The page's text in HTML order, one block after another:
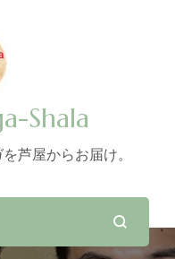
Shala
芦屋からお届け。